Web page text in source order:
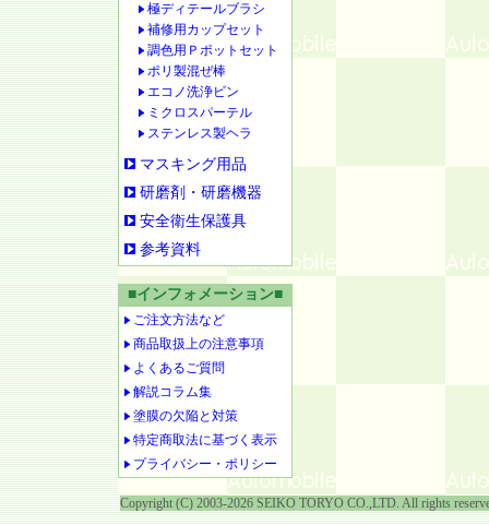
極ディテールブラシ
補修用カップセット
調色用Ｐポットセット
ポリ製混ぜ棒
エコノ洗浄ビン
ミクロスパーテル
ステンレス製ヘラ
マスキング用品
研磨剤・研磨機器
安全衛生保護具
参考資料
■インフォメーション■
ご注文方法など
商品取扱上の注意事項
よくあるご質問
解説コラム集
塗膜の欠陥と対策
特定商取法に基づく表示
プライバシー・ポリシー
Copyright (C) 2003-2026 SEIKO TORYO CO.,LTD. All rights